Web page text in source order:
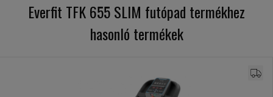
Everfit TFK 655 SLIM futópad termékhez
hasonló termékek